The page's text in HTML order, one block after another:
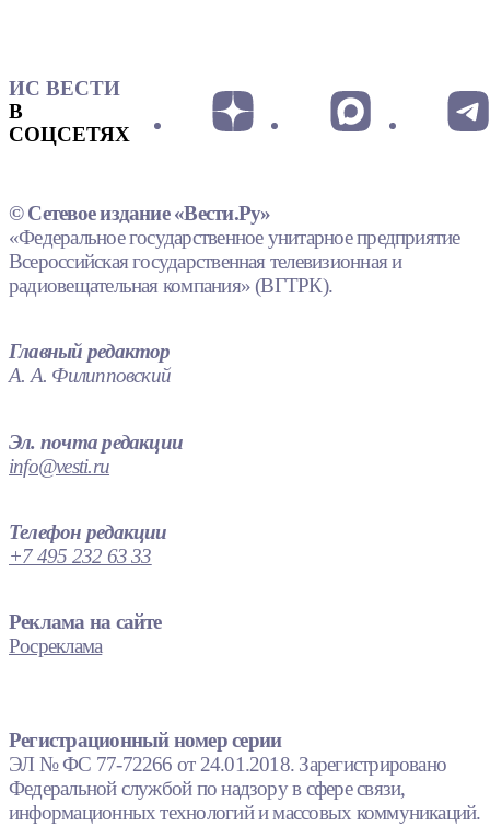
ИС ВЕСТИ
В
СОЦСЕТЯХ
© Сетевое издание «Вести.Ру»
«Федеральное государственное унитарное предприятие
Всероссийская государственная телевизионная и
радиовещательная компания» (ВГТРК).
Главный редактор
А. А. Филипповский
Эл. почта редакции
info@vesti.ru
Телефон редакции
+7 495 232 63 33
Реклама на сайте
Росреклама
Регистрационный номер серии
ЭЛ № ФС 77-72266 от 24.01.2018. Зарегистрировано
Федеральной службой по надзору в сфере связи,
информационных технологий и массовых коммуникаций.